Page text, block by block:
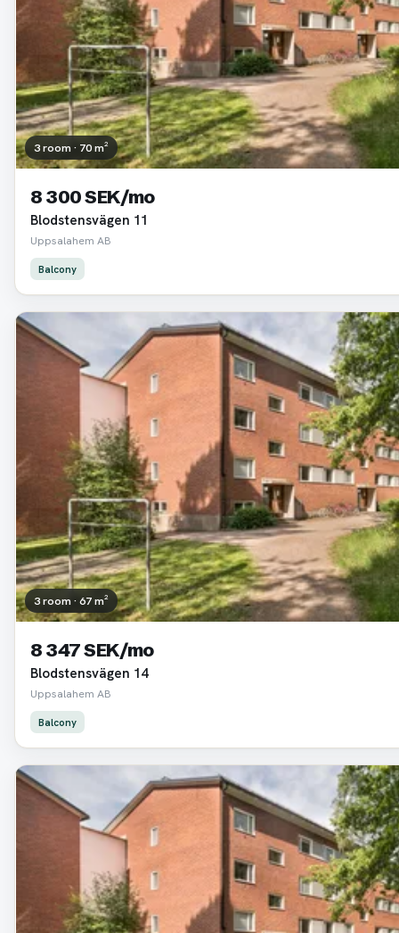
3 room · 70 m²
8 300 SEK/mo
Blodstensvägen 11
Uppsalahem AB
Balcony
3 room · 67 m²
8 347 SEK/mo
Blodstensvägen 14
Uppsalahem AB
Balcony